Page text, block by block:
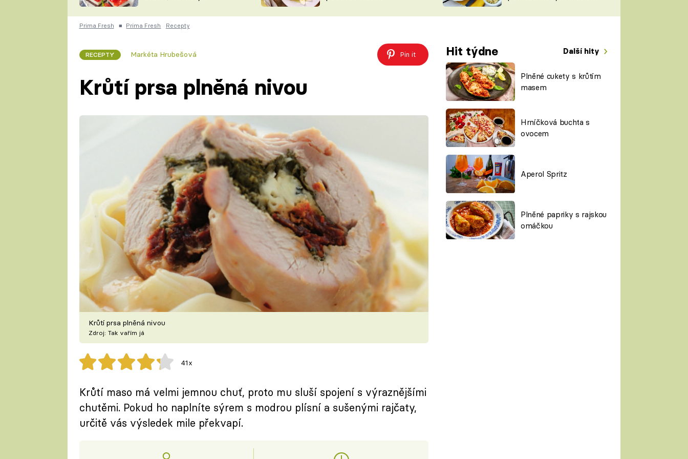
ČESKO NA TALÍŘI
KUCHAŘKA
VYCHYTÁVKY
ŠÉFREDAKTORKY
ČASOPIS
Prima Fresh ■ Prima Fresh Recepty
RECEPTY Markéta Hrubešová Pin it Hit týdne Další hity
Plněné cukety s krůtím
masem
Hrníčková buchta s
ovocem
Aperol Spritz
Plněné papriky s rajskou
omáčkou
Krůtí prsa plněná nivou
Krůtí prsa plněná nivou
Zdroj: Tak vařím já
41x
Krůtí maso má velmi jemnou chuť, proto mu sluší spojení s výraznějšími
chutěmi. Pokud ho naplníte sýrem s modrou plísní a sušenými rajčaty,
určitě vás výsledek mile překvapí.